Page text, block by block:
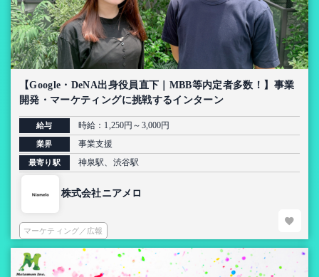
【Google・DeNA出身役員直下｜MBB等内定者多数！】事業
開発・マーケティングに挑戦するインターン
給与 時給：1,250円～3,000円
業界 事業支援
最寄り駅 神泉駅、渋谷駅
株式会社ニアメロ
マーケティング／広報